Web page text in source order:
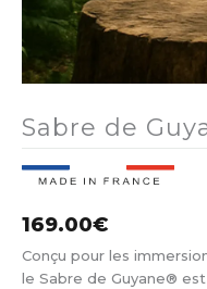
Sabre de
169.00€
Conçu pour les
le Sabre de Guyane®